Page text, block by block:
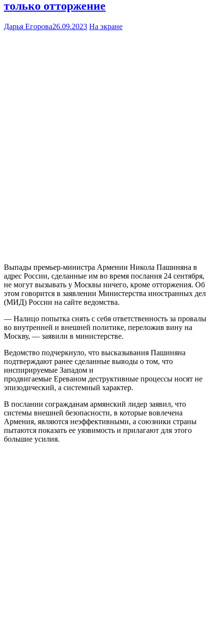
только отторжение
Дарья Егорова26.09.2023 На экране
Выпады премьер-министра Армении Никола Пашиняна в
адрес России, сделанные им во время послания 24 сентября,
не могут вызывать у Москвы ничего, кроме отторжения. Об
этом говорится в заявлении Министерства иностранных дел
(МИД) России на сайте ведомства.
— Налицо попытка снять с себя ответственность за провалы
во внутренней и внешней политике, переложив вину на
Москву, — заявили в министерстве.
Ведомство подчеркнуло, что высказывания Пашиняна
подтверждают ранее сделанные выводы о том, что
инспирируемые Западом и
продвигаемые Ереваном деструктивные процессы носят не
эпизодический, а системный характер.
В послании согражданам армянский лидер заявил, что
системы внешней безопасности, в которые вовлечена
Армения, являются неэффективными, а союзники страны
пытаются показать ее уязвимость и прилагают для этого
большие усилия.